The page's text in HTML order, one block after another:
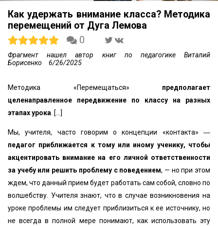
Как удержать внимание класса? Методика
перемещений от Дуга Лемова
0
Фрагмент нашел автор книг по педагогике Виталий
Борисенко
6/26/2025
Методика «Перемещаться» предполагает
целенаправленное передвижение по классу на разных
этапах урока . [...]
Мы, учителя, часто говорим о концепции «контакта» ―
педагог приближается к тому или иному ученику, чтобы
акцентировать внимание на его личной ответственности
за учебу или решить проблему с поведением, — но при этом
ждем, что данный прием будет работать сам собой, словно по
волшебству. Учителя знают, что в случае возникновения на
уроке проблемы им следует приблизиться к ее источнику, но
не всегда в полной мере понимают, как использовать эту